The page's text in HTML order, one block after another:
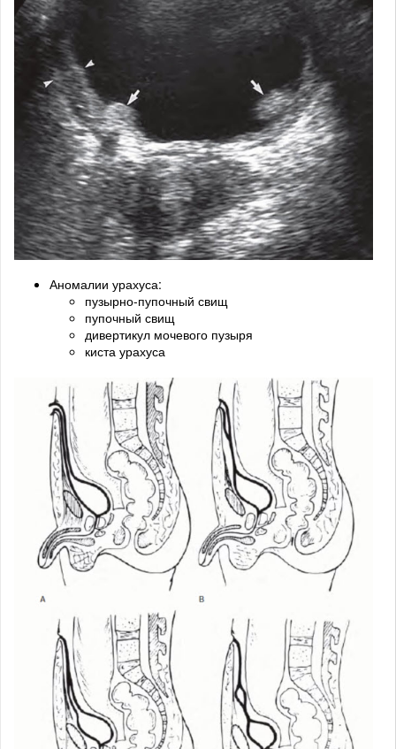
Аномалии урахуса:
пузырно-пупочный свищ
пупочный свищ
дивертикул мочевого пузыря
киста урахуса